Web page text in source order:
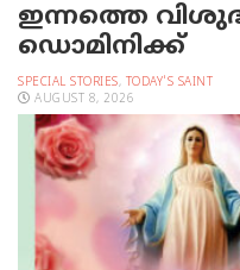
ഇന്നത്തെ
ഡൊമിനിക്ക്
SPECIAL STORIES, TODAY'S SAINT
AUGUST 8, 2026